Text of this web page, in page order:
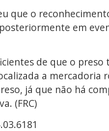
que o
em
de que o
a
já que não há
(FRC)